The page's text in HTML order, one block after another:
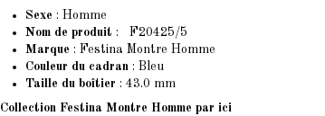
Sexe : Homme
Nom de produit : F20425/5
Marque : Festina Montre Homme
Couleur du cadran : Bleu
Taille du boîtier : 43.0 mm
Collection Festina Montre Homme par ici